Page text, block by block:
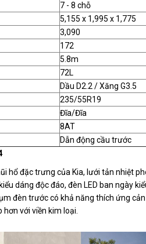
7 - 8 chỗ
5,155 x 1,995 x 1,775
3,090
172
5.8m
72L
Dầu D2.2 / Xăng G3.5
235/55R19
Đĩa/Đĩa
8AT
Dẫn động cầu trước
hổ đặc trưng của Kia, lưới tản nhiệt
dáng độc đáo, đèn LED ban ngày
đèn trước có khả năng thích ứng
với viền kim loại.